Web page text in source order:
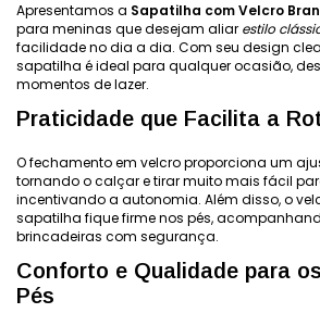
Apresentamos a Sapatilha com Velcro
para meninas que desejam aliar estilo
facilidade no dia a dia. Com seu design
sapatilha é ideal para qualquer ocasião,
momentos de lazer.
Praticidade que Facilita a
O fechamento em velcro proporciona um
tornando o calçar e tirar muito mais fácil
incentivando a autonomia. Além disso, o
sapatilha fique firme nos pés,
brincadeiras com segurança.
Conforto e Qualidade para
Pés